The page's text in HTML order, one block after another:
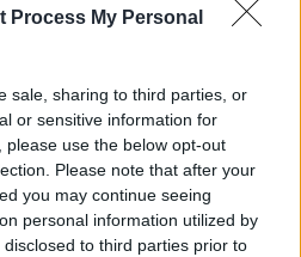
Process My Personal
sale, sharing to third parties, or
or sensitive information for
use the below opt-out
Please note that after your
you may continue seeing
personal information utilized by
to third parties prior to
Fly vil de på sikt være
norske importøren